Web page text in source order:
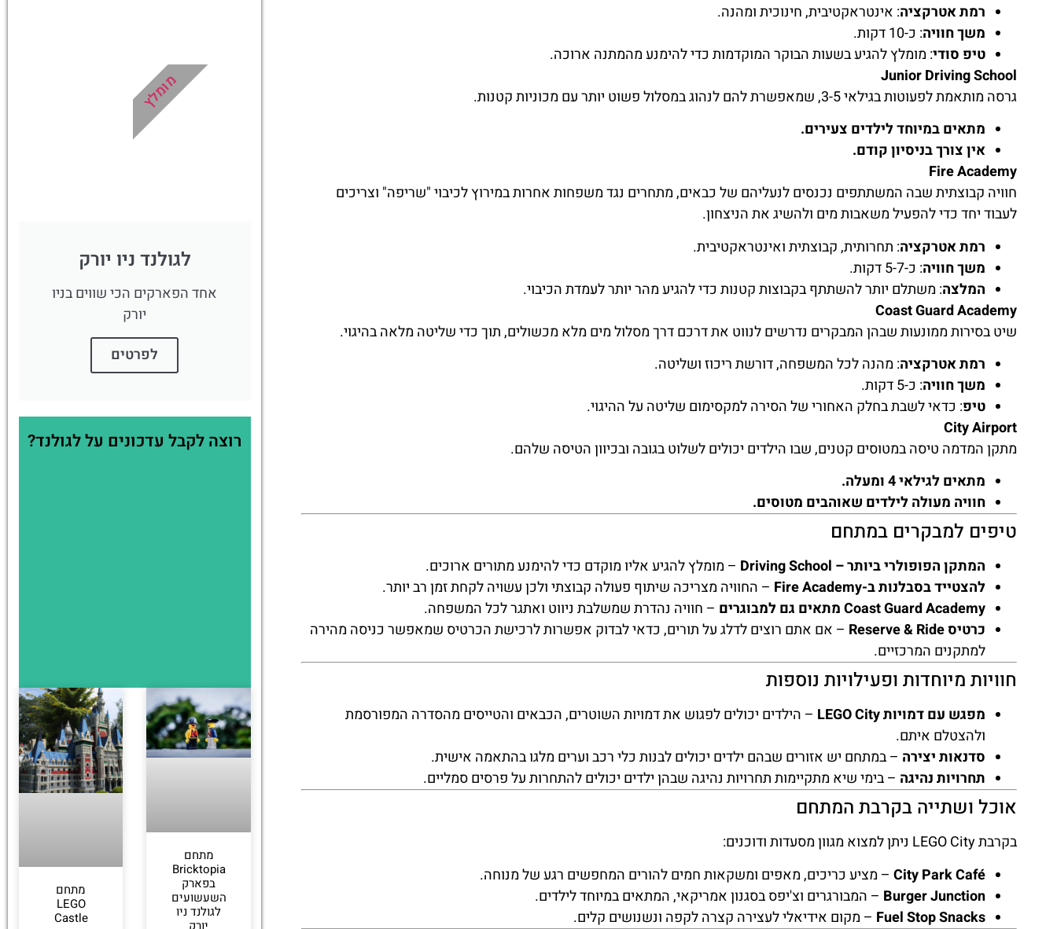
רמת אטרקציה: אינטראקטיבית, חינוכית ומהנה.
משך חוויה: כ-10 דקות.
טיפ סודי: מומלץ להגיע בשעות הבוקר המוקדמות כדי להימנע מהמתנה ארוכה.
Junior Driving School
גרסה מותאמת לפעוטות בגילאי 3-5, שמאפשרת להם לנהוג במסלול פשוט יותר עם מכוניות קטנות.
מתאים במיוחד לילדים צעירים.
אין צורך בניסיון קודם.
Fire Academy
חוויה קבוצתית שבה המשתתפים נכנסים לנעליהם של כבאים, מתחרים נגד משפחות אחרות במירוץ לכיבוי "שריפה" וצריכים
לעבוד יחד כדי להפעיל משאבות מים ולהשיג את הניצחון.
רמת אטרקציה: תחרותית, קבוצתית ואינטראקטיבית.
משך חוויה: כ-5-7 דקות.
המלצה: משתלם יותר להשתתף בקבוצות קטנות כדי להגיע מהר יותר לעמדת הכיבוי.
Coast Guard Academy
שיט בסירות ממונעות שבהן המבקרים נדרשים לנווט את דרכם דרך מסלול מים מלא מכשולים, תוך כדי שליטה מלאה בהיגוי.
רמת אטרקציה: מהנה לכל המשפחה, דורשת ריכוז ושליטה.
משך חוויה: כ-5 דקות.
טיפ: כדאי לשבת בחלק האחורי של הסירה למקסימום שליטה על ההיגוי.
City Airport
מתקן המדמה טיסה במטוסים קטנים, שבו הילדים יכולים לשלוט בגובה ובכיוון הטיסה שלהם.
מתאים לגילאי 4 ומעלה.
חוויה מעולה לילדים שאוהבים מטוסים.
טיפים למבקרים במתחם
המתקן הפופולרי ביותר – Driving School
– מומלץ להגיע אליו מוקדם כדי להימנע מתורים ארוכים.
להצטייד בסבלנות ב-Fire Academy
– החוויה מצריכה שיתוף פעולה קבוצתי ולכן עשויה לקחת זמן רב יותר.
Coast Guard Academy מתאים גם למבוגרים
– חוויה נהדרת שמשלבת ניווט ואתגר לכל המשפחה.
כרטיס Reserve & Ride
– אם אתם רוצים לדלג על תורים, כדאי לבדוק אפשרות לרכישת הכרטיס שמאפשר כניסה מהירה
למתקנים המרכזיים.
חוויות מיוחדות ופעילויות נוספות
מפגש עם דמויות LEGO City
– הילדים יכולים לפגוש את דמויות השוטרים, הכבאים והטייסים מהסדרה המפורסמת
ולהצטלם איתם.
סדנאות יצירה – במתחם יש אזורים שבהם ילדים יכולים לבנות כלי רכב וערים מלגו בהתאמה אישית.
תחרויות נהיגה – בימי שיא מתקיימות תחרויות נהיגה שבהן ילדים יכולים להתחרות על פרסים סמליים.
אוכל ושתייה בקרבת המתחם
בקרבת LEGO City ניתן למצוא מגוון מסעדות ודוכנים:
City Park Café– מציע כריכים, מאפים ומשקאות חמים להורים המחפשים רגע של מנוחה.
Burger Junction – המבורגרים וצ'יפס בסגנון אמריקאי, המתאים במיוחד לילדים.
Fuel Stop Snacks – מקום אידיאלי לעצירה קצרה לקפה ונשנושים קלים.
מציאת
טיסה זולה?
לחצו
לגולנד ניו יורק
אחד הפארקים הכי שווים בניו
יורק
לפרטים
מומלץ
רוצה לקבל עדכונים על לגולנד?
מתחם
Bricktopia
בפארק
השעשועים
לגולנד ניו
יורק
מתחם
LEGO
Castle